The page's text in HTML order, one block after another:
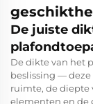
De juiste
De dikte van het
beslissing —
ruimte, de diepte
elementen en de